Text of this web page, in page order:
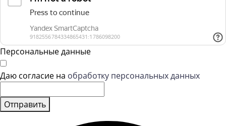
Персональные данные
Даю согласие на обработку персональных данных
Отправить